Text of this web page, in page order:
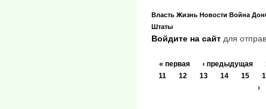
Власть Жизнь Новости Война
Штаты
Войдите на сайт для
« первая ‹ предыдущая
11
12 13 14 15
›